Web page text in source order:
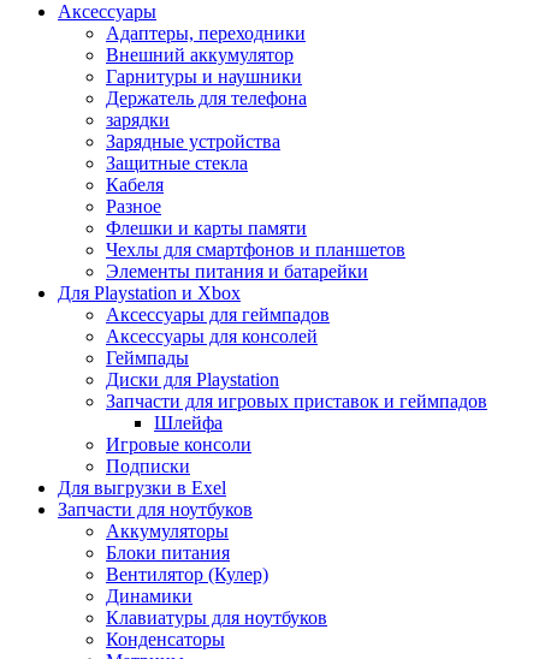
Аксессуары
Адаптеры, переходники
Внешний аккумулятор
Гарнитуры и наушники
Держатель для телефона
зарядки
Зарядные устройства
Защитные стекла
Кабеля
Разное
Флешки и карты памяти
Чехлы для смартфонов и планшетов
Элементы питания и батарейки
Для Playstation и Xbox
Аксессуары для геймпадов
Аксессуары для консолей
Геймпады
Диски для Playstation
Запчасти для игровых приставок и геймпадов
Шлейфа
Игровые консоли
Подписки
Для выгрузки в Exel
Запчасти для ноутбуков
Аккумуляторы
Блоки питания
Вентилятор (Кулер)
Динамики
Клавиатуры для ноутбуков
Конденсаторы